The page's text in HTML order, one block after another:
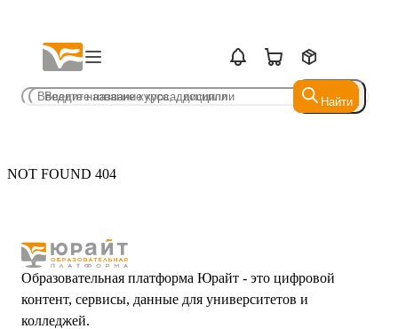
Найти
Найти
NOT FOUND 404
Образовательная платформа Юрайт - это цифровой
контент, сервисы, данные для университетов и
колледжей.